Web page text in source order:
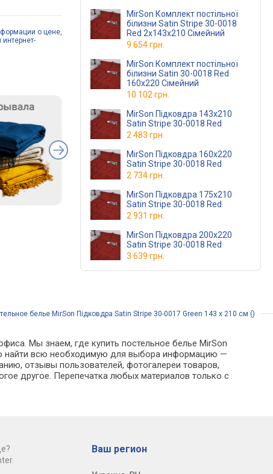
о цене,
MirSon Комплект постільної
білизни Satin Stripe 30-0018
Red 2х143х210 Сімейний
9 654 грн.
MirSon Комплект постільної
білизни Satin 30-0018 Red
160х220 Сімейний
10 102 грн.
MirSon Підковдра 143х210
Satin Stripe 30-0018 Red
2 483 грн.
MirSon Підковдра 160х220
Satin Stripe 30-0018 Red
2 734 грн.
MirSon Підковдра 175х210
Satin Stripe 30-0018 Red
2 931 грн.
MirSon Підковдра 200х220
Satin Stripe 30-0018 Red
3 639 грн.
белье MirSon Підковдра Satin Stripe 30-0017 Green 143 x 210 см ()
Мы знаем, где купить постельное белье MirSon
найти всю необходимую для выбора информацию —
отзывы пользователей, фотогалереи товаров,
другое. Перепечатка любых материалов только с
Ваш регион